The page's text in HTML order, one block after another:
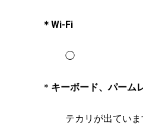
＊Wi-Fi
◯
＊ キーボード、パーム
テカリが出ていま